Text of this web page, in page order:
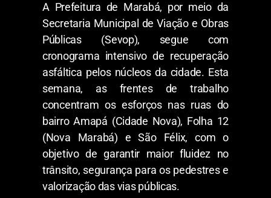
A Prefeitura de Marabá, por meio da
Secretaria Municipal de Viação e Obras
Públicas (Sevop), segue com
cronograma intensivo de recuperação
asfáltica pelos núcleos da cidade. Esta
semana, as frentes de trabalho
concentram os esforços nas ruas do
bairro Amapá (Cidade Nova), Folha 12
(Nova Marabá) e São Félix, com o
objetivo de garantir maior fluidez no
trânsito, segurança para os pedestres e
valorização das vias públicas.